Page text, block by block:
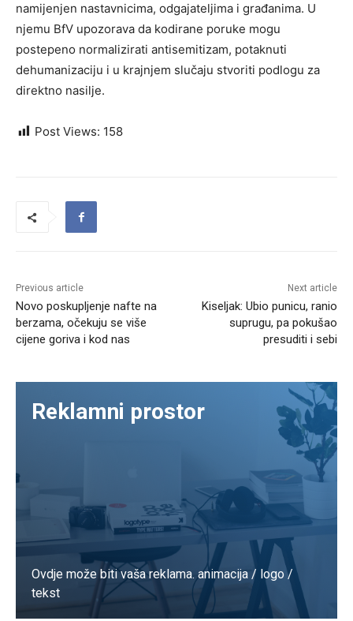
namijenjen nastavnicima, odgajateljima i građanima. U
njemu BfV upozorava da kodirane poruke mogu
postepeno normalizirati antisemitizam, potaknuti
dehumanizaciju i u krajnjem slučaju stvoriti podlogu za
direktno nasilje.
Post Views: 158
Previous article
Novo poskupljenje nafte na
berzama, očekuju se više
cijene goriva i kod nas
Next article
Kiseljak: Ubio punicu, ranio
suprugu, pa pokušao
presuditi i sebi
Reklamni prostor
Ovdje može biti vaša reklama. animacija / logo /
tekst